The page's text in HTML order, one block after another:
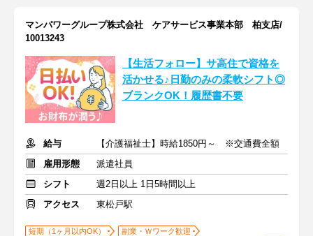
マンパワーグループ株式会社 ケアサービス事業本部 柏支店/
10013243
【生活フォロー】サ高住で資格を
活かせる♪日勤のみの柔軟シフト◎
ブランクOK！履歴書不要
給与
【介護福祉士】時給1850円～ ※交通費全額
雇用形態
派遣社員
シフト
週2日以上 1日5時間以上
アクセス
東松戸駅
短期（1ヶ月以内OK）
副業・Ｗワーク歓迎